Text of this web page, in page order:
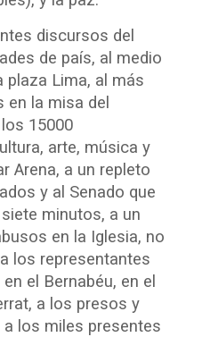
discursos del
de país, al medio
plaza Lima, al más
en la misa del
15000
arte, música y
Arena, a un repleto
y al Senado que
minutos, a un
en la Iglesia, no
los representantes
el Bernabéu, en el
a los presos y
a los miles presentes